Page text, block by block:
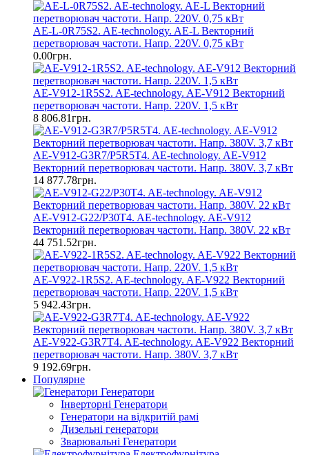
AE-L-0R75S2. AE-technology. AE-L Векторний
перетворювач частоти. Напр. 220V. 0,75 кВт
0.00грн.
AE-V912-1R5S2. AE-technology. AE-V912 Векторний
перетворювач частоти. Напр. 220V. 1,5 кВт
8 806.81грн.
AE-V912-G3R7/P5R5T4. AE-technology. AE-V912
Векторний перетворювач частоти. Напр. 380V. 3,7 кВт
14 877.78грн.
AE-V912-G22/P30T4. AE-technology. AE-V912
Векторний перетворювач частоти. Напр. 380V. 22 кВт
44 751.52грн.
AE-V922-1R5S2. AE-technology. AE-V922 Векторний
перетворювач частоти. Напр. 220V. 1,5 кВт
5 942.43грн.
AE-V922-G3R7T4. AE-technology. AE-V922 Векторний
перетворювач частоти. Напр. 380V. 3,7 кВт
9 192.69грн.
Популярне
Генератори
Інверторні Генератори
Генератори на відкритій рамі
Дизельні генератори
Зварювальні Генератори